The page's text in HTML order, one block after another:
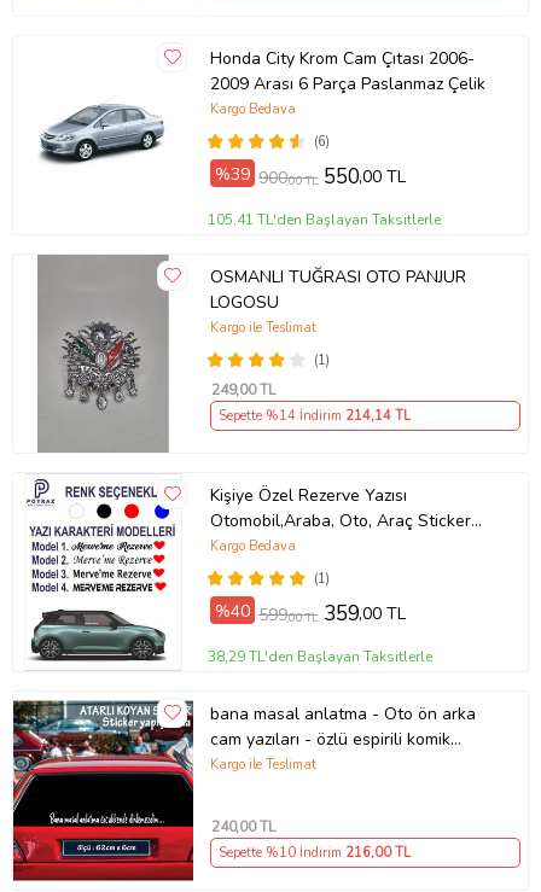
Honda City Krom Cam Çıtası 2006-
2009 Arası 6 Parça Paslanmaz Çelik
(6)
Kargo Bedava
%39 900,00 TL 550,00 TL
105,41 TL'den Başlayan Taksitlerle
OSMANLI TUĞRASI OTO PANJUR
LOGOSU
(1)
Kargo ile Teslimat
249,00 TL
Sepette %14 İndirim 214,14 TL
Kişiye Özel Rezerve Yazısı
Otomobil,Araba, Oto, Araç Sticker
(Parlak Beyaz)
(1)
Kargo Bedava
%40 599,00 TL 359,00 TL
38,29 TL'den Başlayan Taksitlerle
bana masal anlatma - Oto ön arka
cam yazıları - özlü espirili komik
türkçe koyan sözler
Kargo ile Teslimat
240,00 TL
Sepette %10 İndirim 216,00 TL